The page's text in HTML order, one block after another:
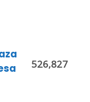
526,827